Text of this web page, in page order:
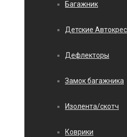
Багажник
Детские
Дефлекторы
Замок багажника
Изолента/скотч
Коврики